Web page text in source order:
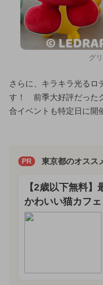
グ
さらに、キラキラ光るロ
す！ 前季大好評だった
合イベントも特定日に開
PR 東京都のオスス
【2歳以下無料
かわいい猫カフェ